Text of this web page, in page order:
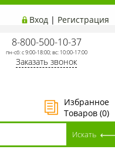
Вход | Регистрация
8-800-500-10-37
пн-сб: с 9:00-18:00; вс: 10:00-17:00
Заказать звонок
Избранное
Товаров (0)